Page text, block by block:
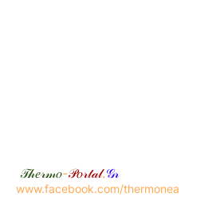
𝒯𝒽𝑒𝓇𝓂𝑜-𝒫𝑜𝓇𝓉𝒶𝓁.𝒢𝓇
www.facebook.com/thermonea